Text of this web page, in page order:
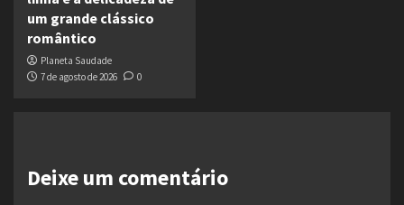
um grande clássico
romântico
Planeta Saudade
7 de agosto de 2026
0
Deixe um comentário